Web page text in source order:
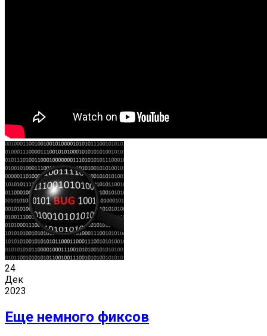
24
Дек
2023
Еще немного фиксов